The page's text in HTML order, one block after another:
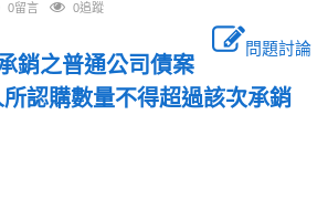
0留言 0追蹤
問題討論
銷之普通公司債案
認購數量不得超過該次承銷